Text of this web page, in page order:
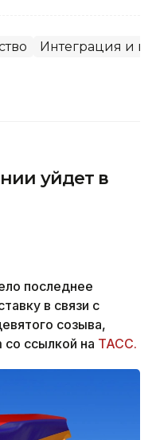
Интеграция и
уйдет в
последнее
в связи с
созыва,
со ссылкой на ТАСС.